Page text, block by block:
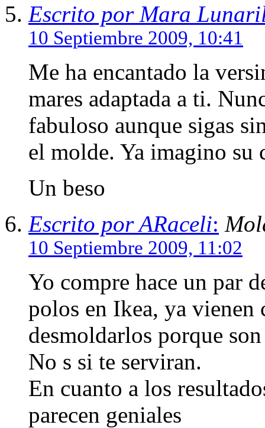
Escrito por Mara
10 Septiembre 2009, 10:41
Me ha encantado la
mares adaptada a ti.
fabuloso aunque sigas
el molde. Ya imagino
Un beso
Escrito por ARaceli:
10 Septiembre 2009, 11:02
Yo compre hace un par
polos en Ikea, ya
desmoldarlos porque
No s si te serviran.
En cuanto a los
parecen geniales